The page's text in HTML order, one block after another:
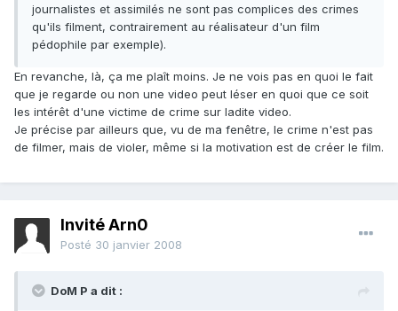
journalistes et assimilés ne sont pas complices des crimes
qu'ils filment, contrairement au réalisateur d'un film
pédophile par exemple).
En revanche, là, ça me plaît moins. Je ne vois pas en quoi le fait
que je regarde ou non une video peut léser en quoi que ce soit
les intérêt d'une victime de crime sur ladite video.
Je précise par ailleurs que, vu de ma fenêtre, le crime n'est pas
de filmer, mais de violer, même si la motivation est de créer le film.
Invité Arn0
Posté 30 janvier 2008
DoM P a dit :